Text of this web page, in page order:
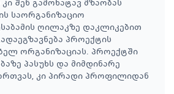
შენ გამოხატავ მზაობას
საორგანიზაციო
ღილაკზე დაკლიკებით
პროექტის
ორგანიზაციას. პროექტში
პასუხს და მიმდინარე
კი პირადი პროფილიდან